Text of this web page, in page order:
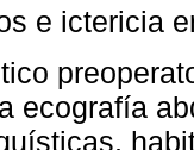
e ictericia
ecografía